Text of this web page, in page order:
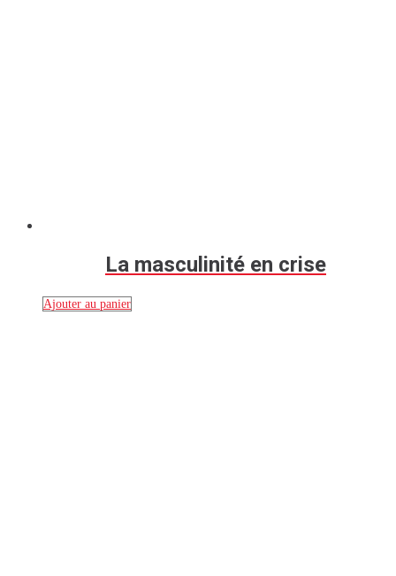
La masculinité en crise
Ajouter au panier